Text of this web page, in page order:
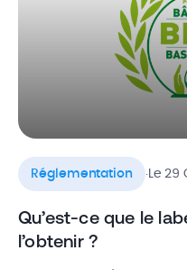
Réglementation Le 29
Qu’est-ce que le
l’obtenir ?